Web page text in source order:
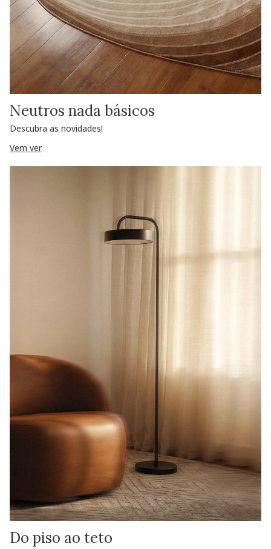
Neutros nada básicos
Descubra as novidades!
Vem ver
Do piso ao teto